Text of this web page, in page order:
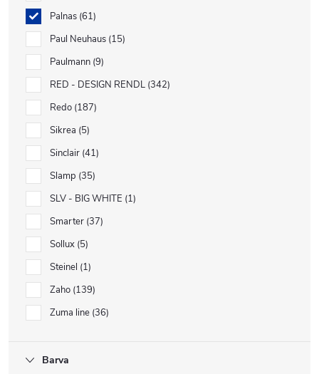
Palnas 61
Paul Neuhaus 15
Paulmann 9
RED - DESIGN RENDL 342
Redo 187
Sikrea 5
Sinclair 41
Slamp 35
SLV - BIG WHITE 1
Smarter 37
Sollux 5
Steinel 1
Zaho 139
Zuma line 36
Barva